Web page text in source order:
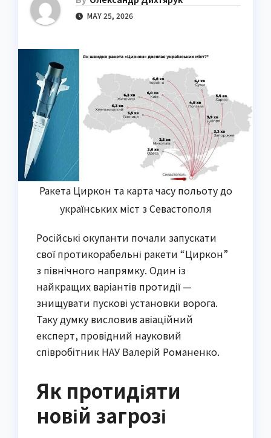
MAY 25, 2026
Ракета Циркон та карта часу польоту до
українських міст з Севастополя
Російські окупанти почали запускати
свої протикорабельні ракети “Циркон”
з північного напрямку. Один із
найкращих варіантів протидії —
знищувати пускові установки ворога.
Таку думку висловив авіаційний
експерт, провідний науковий
співробітник НАУ Валерій Романенко.
Як протидіяти
новій загрозі